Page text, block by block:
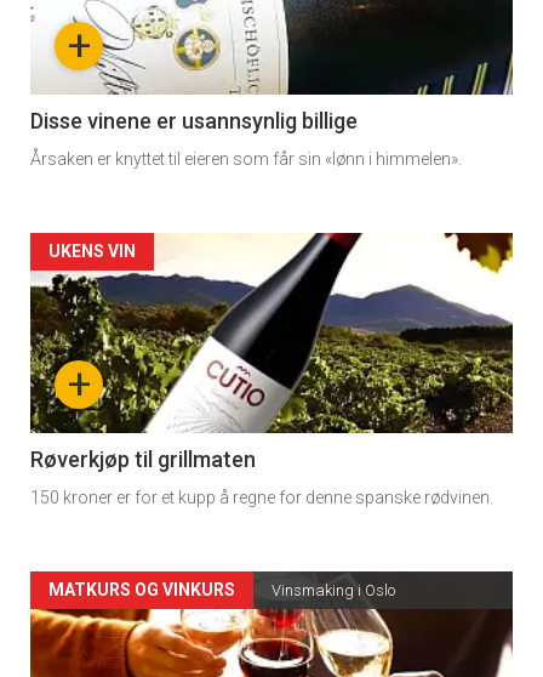
nå
3
+
Disse vinene er usannsynlig billige
Årsaken er knyttet til eieren som får sin «lønn i himmelen».
Forsiden
akkurat
nå
-
4
+
UKENS VIN
Røverkjøp til grillmaten
150 kroner er for et kupp å regne for denne spanske rødvinen.
Forsiden
akkurat
MATKURS OG VINKURS Vinsmaking i Oslo